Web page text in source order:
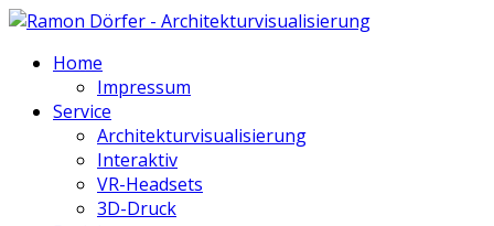
Home
Impressum
Service
Architekturvisualisierung
Interaktiv
VR-Headsets
3D-Druck